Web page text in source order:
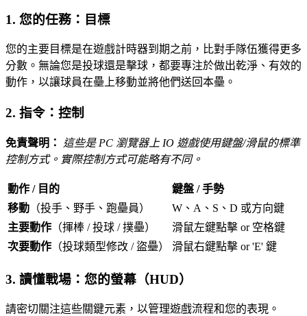
1. 您的任務：目標
您的主要目標是在遊戲計時器到期之前，比對手隊伍獲得更多
分數。無論您是投球還是擊球，都要專注於做出乾淨、有效的
動作，以讓球員在壘上移動並將他們送回本壘。
2. 指令：控制
免責聲明：
這些是 PC 瀏覽器上 IO 遊戲使用鍵盤/滑鼠的標準
控制方式。實際控制方式可能略有不同。
動作 / 目的
鍵盤 / 手勢
移動 （投手、野手、跑壘員）
W、A、S、D 或方向鍵
主要動作 （揮棒 / 投球 / 撲壘）
滑鼠左鍵點擊 or 空格鍵
次要動作 （投球類型修改 / 盜壘） 滑鼠右鍵點擊 or 'E' 鍵
3. 讀懂戰場：您的螢幕（HUD）
請密切關注這些關鍵元素，以管理遊戲流程和您的表現。